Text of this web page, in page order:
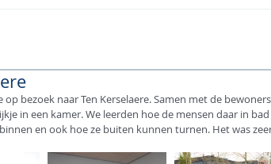
op bezoek naar Ten Kerselaere. Samen met de
in een kamer. We leerden hoe de mensen daar in
en ook hoe ze buiten kunnen turnen. Het was